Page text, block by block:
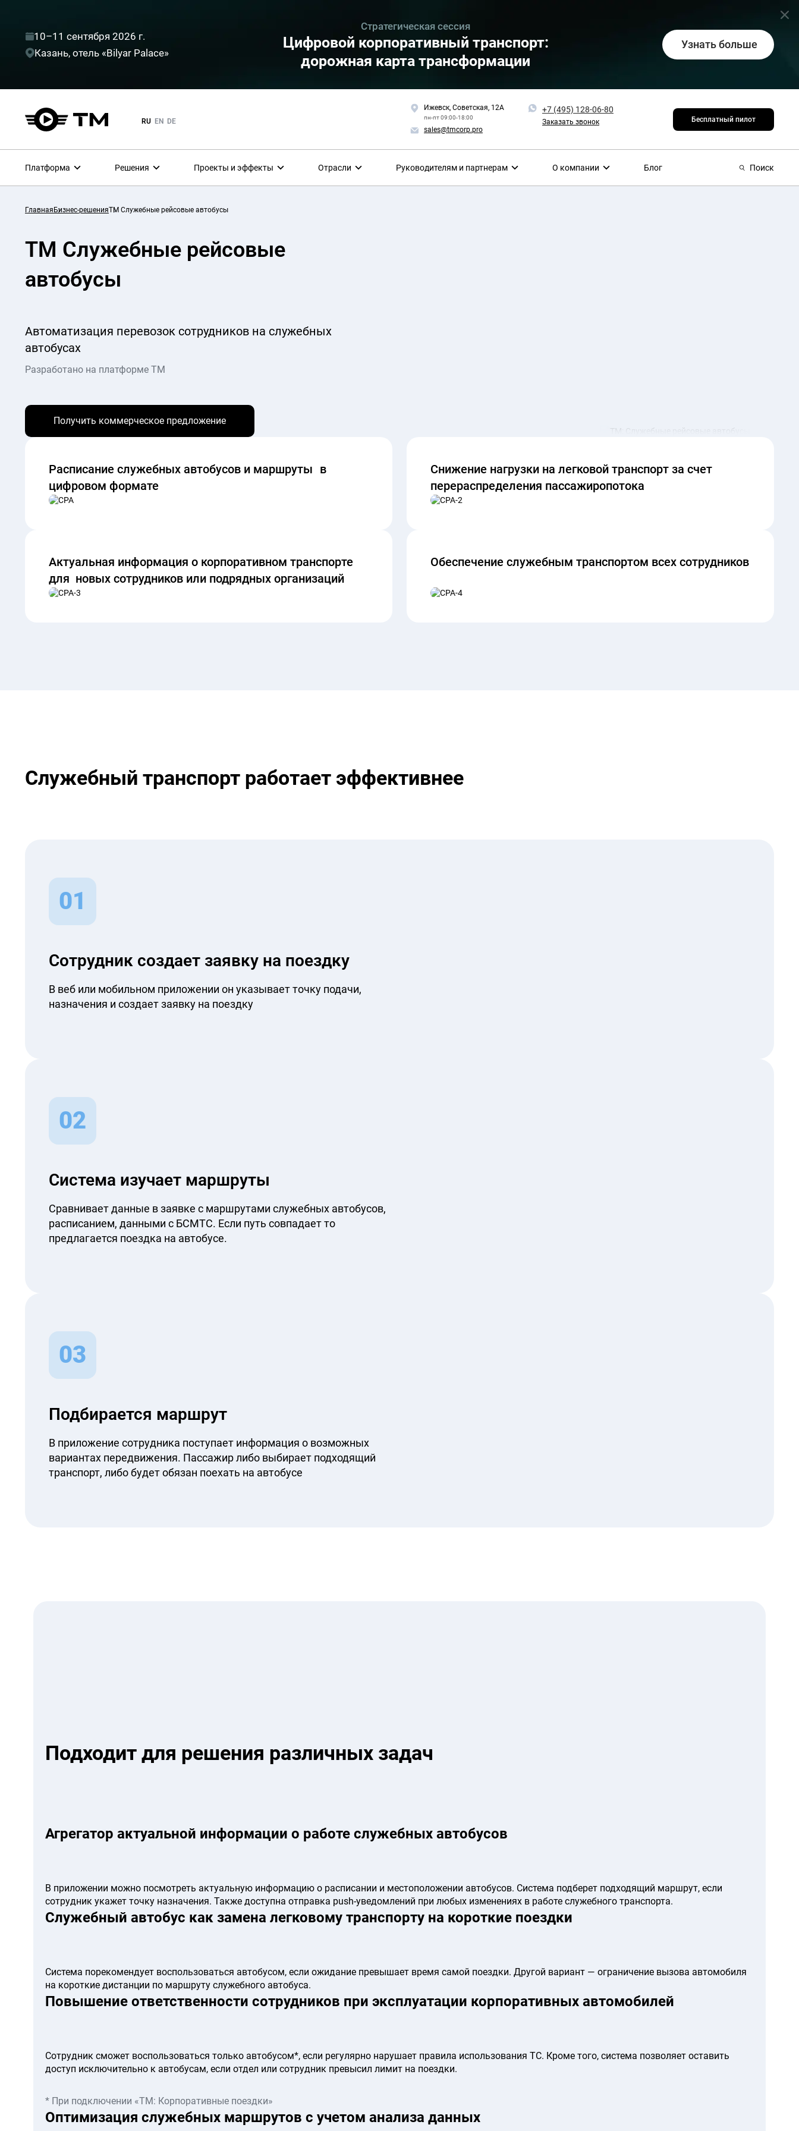
10–11 сентября 2026 г.
Казань, отель «Bilyar Palace»
Стратегическая сессия
Цифровой корпоративный транспорт:
дорожная карта трансформации
Узнать больше
RU EN DE
Ижевск, Советская, 12А
пн-пт 09:00-18:00
sales@tmcorp.pro
+7 (495) 128-06-80
Заказать звонок Бесплатный пилот
Платформа Решения Проекты и эффекты Отрасли Руководителям и партнерам О компании Блог Поиск
Главная Бизнес-решенияТМ Служебные рейсовые автобусы
ТМ Служебные рейсовые
автобусы
Автоматизация перевозок сотрудников на служебных
автобусах
Разработано на платформе ТМ
Получить коммерческое предложение
Расписание служебных автобусов и маршруты в
цифровом формате
Снижение нагрузки на легковой транспорт за счет
перераспределения пассажиропотока
Актуальная информация о корпоративном транспорте
для новых сотрудников или подрядных организаций
Обеспечение служебным транспортом всех сотрудников
Служебный транспорт работает эффективнее
01
Сотрудник создает заявку на поездку
В веб или мобильном приложении он указывает точку подачи,
назначения и создает заявку на поездку
02
Система изучает маршруты
Сравнивает данные в заявке с маршрутами служебных автобусов,
расписанием, данными с БСМТС. Если путь совпадает то
предлагается поездка на автобусе.
03
Подбирается маршрут
В приложение сотрудника поступает информация о возможных
вариантах передвижения. Пассажир либо выбирает подходящий
транспорт, либо будет обязан поехать на автобусе
Подходит для решения различных задач
Агрегатор актуальной информации о работе служебных автобусов
В приложении можно посмотреть актуальную информацию о расписании и местоположении автобусов. Система подберет подходящий маршрут, если
сотрудник укажет точку назначения. Также доступна отправка push-уведомлений при любых изменениях в работе служебного транспорта.
Служебный автобус как замена легковому транспорту на короткие поездки
Система порекомендует воспользоваться автобусом, если ожидание превышает время самой поездки. Другой вариант — ограничение вызова автомобиля
на короткие дистанции по маршруту служебного автобуса.
Повышение ответственности сотрудников при эксплуатации корпоративных автомобилей
Сотрудник сможет воспользоваться только автобусом*, если регулярно нарушает правила использования ТС. Кроме того, система позволяет оставить
доступ исключительно к автобусам, если отдел или сотрудник превысил лимит на поездки.
* При подключении «ТМ: Корпоративные поездки»
Оптимизация служебных маршрутов с учетом анализа данных